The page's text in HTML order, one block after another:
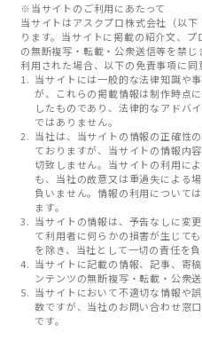
※当サイトのご利用にあたって
当サイトはアスクプロ株式会社（以
ります。当サイトに掲載の紹介文、
の無断複写・転載・公衆送信等を禁
利用された場合、以下の免責事項に同
当サイトには一般的な法律知識や
が、これらの掲載情報は制作時点
したものであり、法律的なアドバ
ではありません。
当社は、当サイトの情報の正確性
ておりますが、当サイトの情報内
切致しません。当サイトの利用に
も、当社の故意又は重過失による
負いません。情報の利用について
ます。
当サイトの情報は、予告なしに変
て利用者に何らかの損害が生じて
を除き、当社として一切の責任を負
当サイトに記載の情報、記事、寄
ンテンツの無断複写・転載・公衆送
当サイトにおいて不適切な情報や
数ですが、当社のお問い合わせ窓
です。